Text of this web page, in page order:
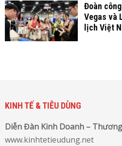
Đoàn
Vegas và
lịch Việt
KINH TẾ & TIÊU DÙNG
Diễn Đàn Kinh Doanh –
www.kinhtetieudung.net